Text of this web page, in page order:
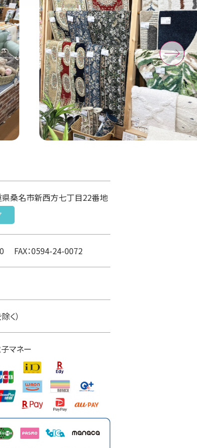
県桑名市新西方七丁目22番地
FAX：0594-24-0072
く）
子マネー